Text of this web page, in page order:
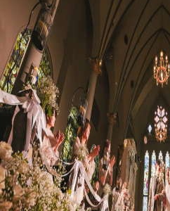
プラン
施設紹介
フォトガイドツアー
ブライダルフェア